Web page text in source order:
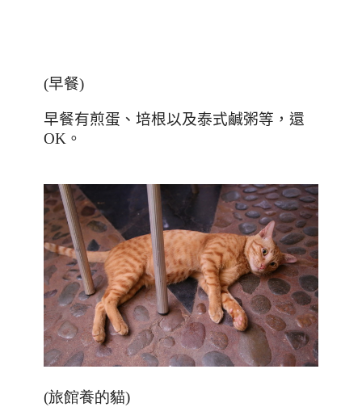
(早餐)
早餐有煎蛋、培根以及泰式鹹粥等，還
OK。
(旅館養的貓)